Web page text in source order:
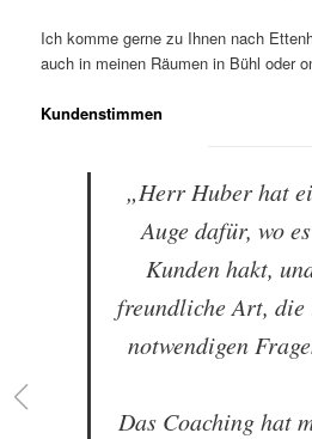
Ich komme gerne zu Ihnen nach
auch in meinen Räumen in Bühl oder
Kundenstimmen
„Herr Huber hat
Auge dafür, wo
Kunden hakt,
freundliche Art,
notwendigen
Das Coaching hat